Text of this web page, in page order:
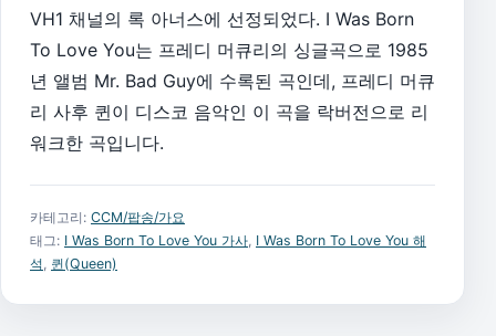
VH1 채널의 록 아너스에 선정되었다. I Was Born
To Love You는 프레디 머큐리의 싱글곡으로 1985
년 앨범 Mr. Bad Guy에 수록된 곡인데, 프레디 머큐
리 사후 퀸이 디스코 음악인 이 곡을 락버전으로 리
워크한 곡입니다.
카테고리: CCM/팝송/가요
태그: I Was Born To Love You 가사 I Was Born To Love You 해
석 퀸(Queen)